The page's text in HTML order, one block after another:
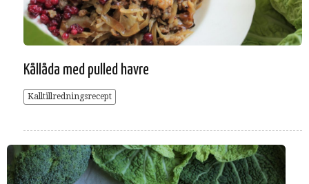
Kållåda med pulled havre
Kalltillredningsrecept